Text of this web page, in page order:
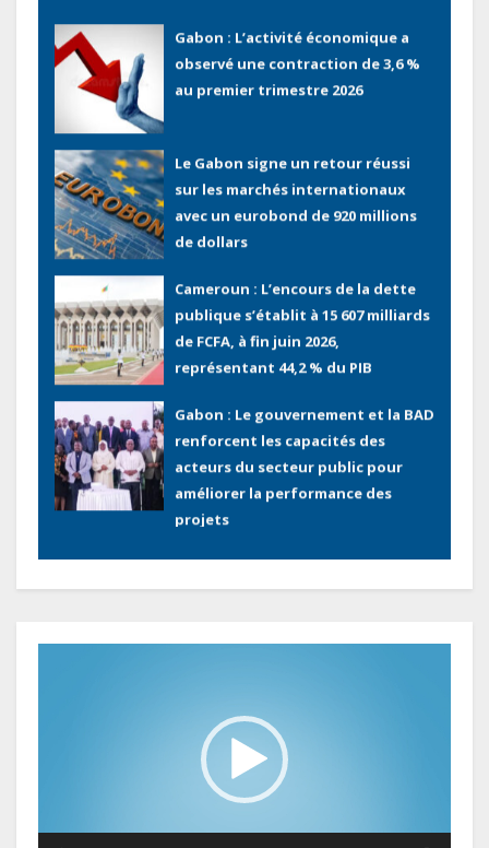
Gabon : L’activité économique a
observé une contraction de 3,6 %
au premier trimestre 2026
Le Gabon signe un retour réussi
sur les marchés internationaux
avec un eurobond de 920 millions
de dollars
Cameroun : L’encours de la dette
publique s’établit à 15 607 milliards
de FCFA, à fin juin 2026,
représentant 44,2 % du PIB
Gabon : Le gouvernement et la BAD
renforcent les capacités des
acteurs du secteur public pour
améliorer la performance des
projets
Sécurité sociale : Le Gabon et le
recettes, tandis que le service
total pourrait atteindre 80 à 115 %
des recettes budgétaires